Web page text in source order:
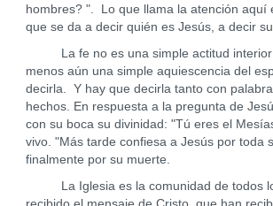
hombres? ". Lo que llama la atención aquí
que se da a decir quién es Jesús, a decir
La fe no es una simple actitud interior
menos aún una simple aquiescencia del
decirla. Y hay que decirla tanto con
hechos. En respuesta a la pregunta de
con su boca su divinidad: "Tú eres el
vivo. "Más tarde confiesa a Jesús por toda
finalmente por su muerte.
La Iglesia es la comunidad de todos